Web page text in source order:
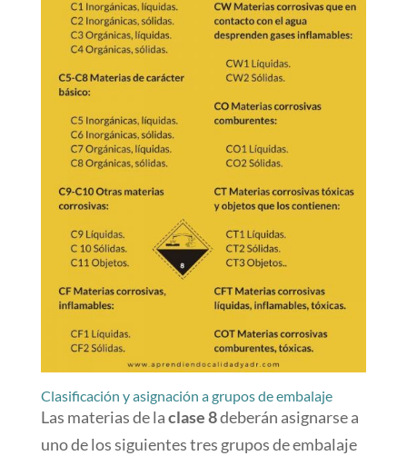
Clasificación y asignación a grupos de embalaje
Las materias de laclase 8deberán asignarse a
uno de los siguientes tres grupos de embalaje